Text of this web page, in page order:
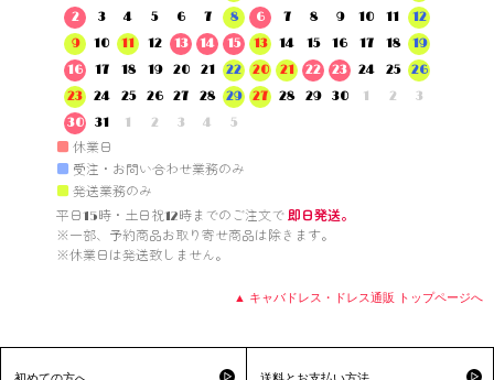
2
3 4 5 6 7
8
9
10 11 12 13 14
15
16
17 18 19 20 21
22
23
24 25 26 27 28
29
30
31 1 2 3 4 5
6
7 8 9 10 11
12
13
14 15 16 17 18
19
20
21 22 23 24 25
26
27
28 29 30 1 2 3
■ 休業日
■ 受注・お問い合わせ業務のみ
■ 発送業務のみ
平日15時・土日祝12時までのご注文で 即日発送。
※一部、予約商品お取り寄せ商品は除きます。
※休業日は発送致しません。
▲ キャバドレス・ドレス通販 トップページへ